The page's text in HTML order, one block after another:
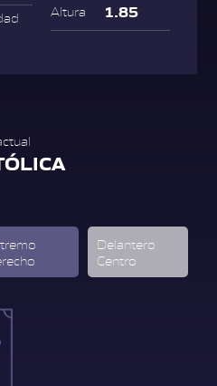
Altura 1.85
Delantero
Centro